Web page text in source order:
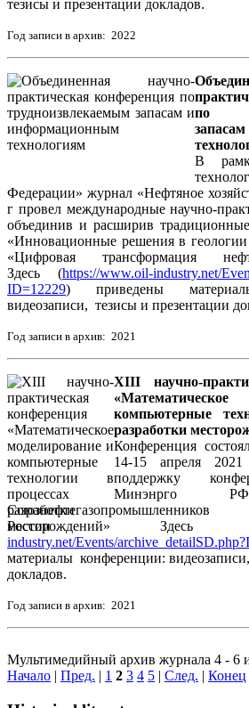
тезисы и презентации докладов.
Год записи в архив: 2022
по
В
Федерации» журнал «Нефтяное
г провел международные научно-
объединив и расширив
«Инновационные решения в
«Цифровая трансформация
Здесь (https://www.oil-industry.net/
ID=12229) приведены
видеозаписи, тезисы и презентации
Год записи в архив: 2021
XIII научно-
компьютерные
разработки
Конференция
14-15 апреля
поддержку
Союзнефтегазопромышленников
России
industry.net/Events/
материалы конференции:
докладов.
Год записи в архив: 2021
Мультимедийный архив журнала 4 - 6
Начало | Пред. | 1 2 3 4 5 | След. | Конец